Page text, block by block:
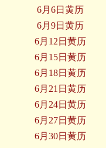
6月6日黄历
6月9日黄历
6月12日黄历
6月15日黄历
6月18日黄历
6月21日黄历
6月24日黄历
6月27日黄历
6月30日黄历